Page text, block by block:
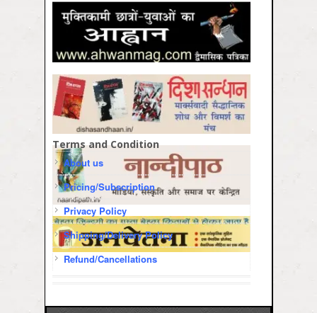
Terms and Condition
About us
Pricing/Subscription
Privacy Policy
Shipping/Delivery Policy
Refund/Cancellations